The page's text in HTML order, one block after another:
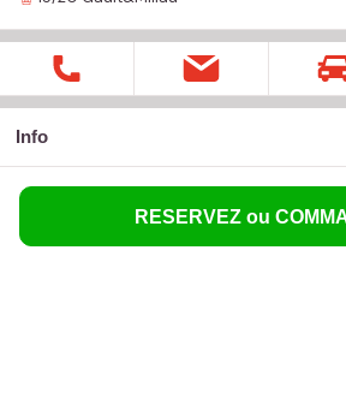
Info
RESERVEZ ou